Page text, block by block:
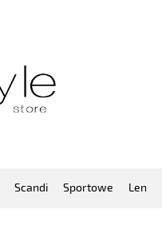
Scandi Sportowe Len